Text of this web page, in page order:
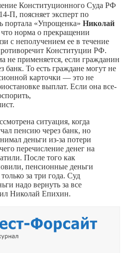
Конституционного Суда РФ
П, поясняет эксперт по
портала «Упрощенка» Николай
норма о прекращении
с неполучением ее в течение
Конституции РФ.
не применяется, если гражданин
банк. То есть граждане могут не
карточки — это не
выплат. Если она все-
ситуация, когда
пенсию через банк, но
деньги из-за потери
перечисление денег на
После того как
пенсионные деньги
за три года. Суд
надо вернуть за все
Николай Епихин.